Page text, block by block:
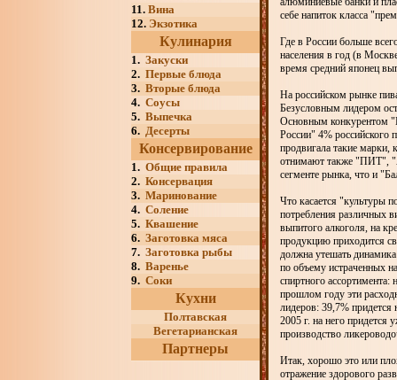
11. Вина
12. Экзотика
Кулинария
1. Закуски
2. Первые блюда
3. Вторые блюда
4. Соусы
5. Выпечка
6. Десерты
Консервирование
1. Общие правила
2. Консервация
3. Маринование
4. Соление
5. Квашение
6. Заготовка мяса
7. Заготовка рыбы
8. Варенье
9. Соки
Кухни
Полтавская
Вегетарианская
Партнеры
себе напиток класса
Где в России больше
населения в год (в
время средний японец
На российском рынке
Безусловным лидером
Основным конкурентом
России" 4% российского
продвигала такие
отнимают также "ПИТ",
сегменте рынка, что и
Что касается "культуры
потребления различных
выпитого алкоголя, на
продукцию приходится
должна утешать
по объему истраченных
спиртного ассортимента:
прошлом году эти
лидеров: 39,7%
2005 г. на него придется
производство
Итак, хорошо это или
отражение здорового